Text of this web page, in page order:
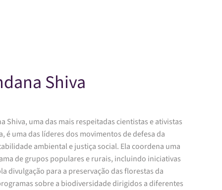
Shiva
Shiva, uma das mais respeitadas cientistas e ativistas
é uma das líderes dos movimentos de defesa da
ambiental e justiça social. Ela coordena uma
de grupos populares e rurais, incluindo iniciativas
divulgação para a preservação das florestas da
sobre a biodiversidade dirigidos a diferentes